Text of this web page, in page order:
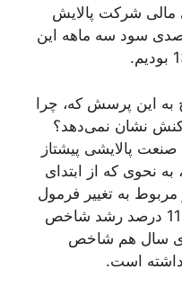
مالی شرکت پالایش
شاهد رشد 695 درصدی سود سه ماهه این
به این پرسش که، چرا
نشان نمی‌دهد؟
پالایشی پیشتاز
نحوی که از ابتدای
مربوط به تغییر فرمول
نرخ خوراک پالایشگاها، بیش از 11 درصد رشد شاخص
سال هم شاخص